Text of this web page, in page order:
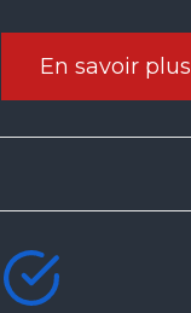
En savoir plus